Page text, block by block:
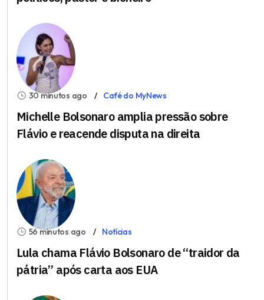
30 minutos ago Café do MyNews
Michelle Bolsonaro amplia pressão sobre
Flávio e reacende disputa na direita
56 minutos ago Notícias
Lula chama Flávio Bolsonaro de “traidor da
pátria” após carta aos EUA